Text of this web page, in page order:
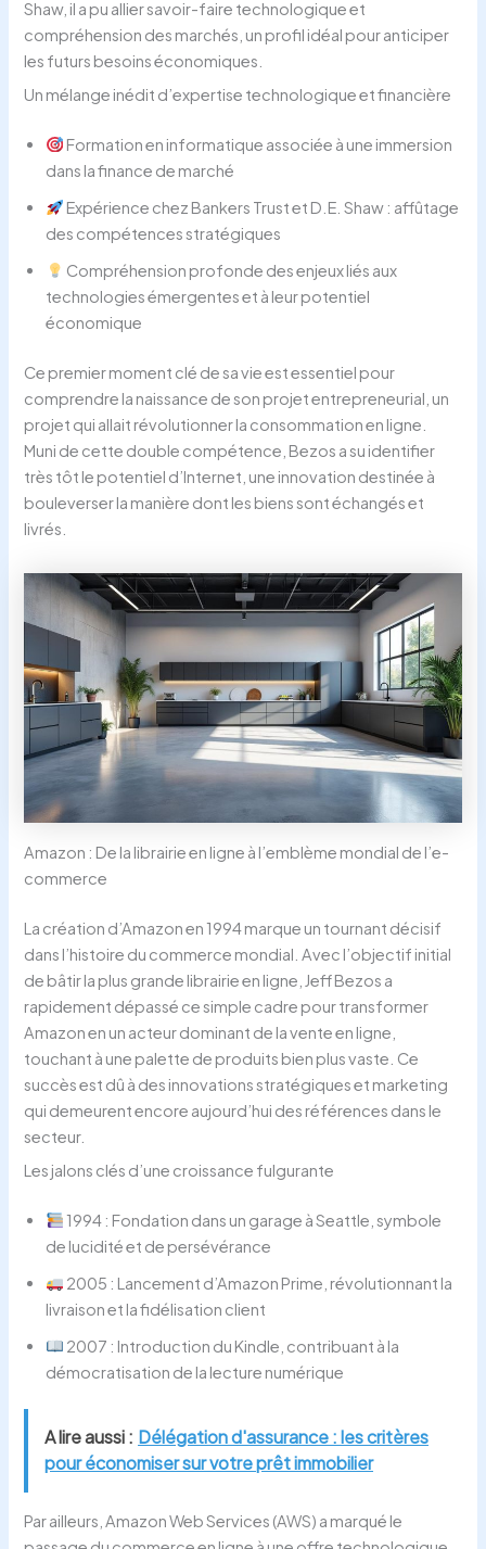
Shaw, il a pu allier savoir-faire technologique et
compréhension des marchés, un profil idéal pour anticiper
les futurs besoins économiques.
Un mélange inédit d’expertise technologique et financière
Formation en informatique associée à une immersion
dans la finance de marché
Expérience chez Bankers Trust et D.E. Shaw : affûtage
des compétences stratégiques
Compréhension profonde des enjeux liés aux
technologies émergentes et à leur potentiel
économique
Ce premier moment clé de sa vie est essentiel pour
comprendre la naissance de son projet entrepreneurial, un
projet qui allait révolutionner la consommation en ligne.
Muni de cette double compétence, Bezos a su identifier
très tôt le potentiel d’Internet, une innovation destinée à
bouleverser la manière dont les biens sont échangés et
livrés.
Amazon : De la librairie en ligne à l’emblème mondial de l’e-
commerce
La création d’Amazon en 1994 marque un tournant décisif
dans l’histoire du commerce mondial. Avec l’objectif initial
de bâtir la plus grande librairie en ligne, Jeff Bezos a
rapidement dépassé ce simple cadre pour transformer
Amazon en un acteur dominant de la vente en ligne,
touchant à une palette de produits bien plus vaste. Ce
succès est dû à des innovations stratégiques et marketing
qui demeurent encore aujourd’hui des références dans le
secteur.
Les jalons clés d’une croissance fulgurante
1994 : Fondation dans un garage à Seattle, symbole
de lucidité et de persévérance
2005 : Lancement d’Amazon Prime, révolutionnant la
livraison et la fidélisation client
2007 : Introduction du Kindle, contribuant à la
démocratisation de la lecture numérique
A lire aussi : Délégation d'assurance : les critères
pour économiser sur votre prêt immobilier
Par ailleurs, Amazon Web Services (AWS) a marqué le